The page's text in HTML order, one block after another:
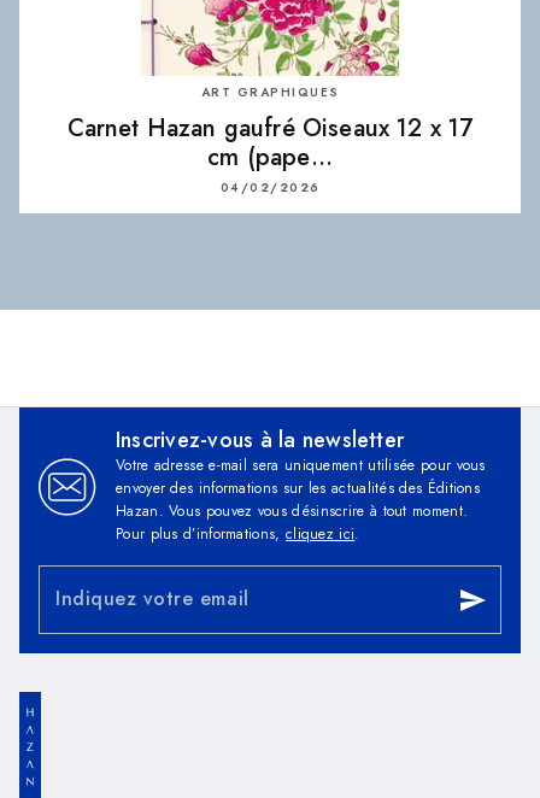
ART GRAPHIQUES
Carnet Hazan gaufré Oiseaux 12 x 17
cm (pape…
04/02/2026
Inscrivez-vous à la newsletter
Votre adresse e-mail sera uniquement utilisée pour vous
envoyer des informations sur les actualités des Éditions
Hazan. Vous pouvez vous désinscrire à tout moment.
Pour plus d’informations, cliquez ici.
Indiquez votre email send